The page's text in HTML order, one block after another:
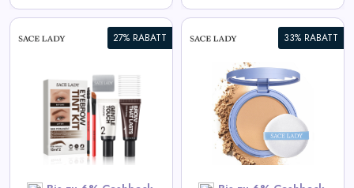
27% RABATT 33% RABATT
Langanhaltendes
wasserdichtes Gesichtspuder
View All Sace Lady Deals